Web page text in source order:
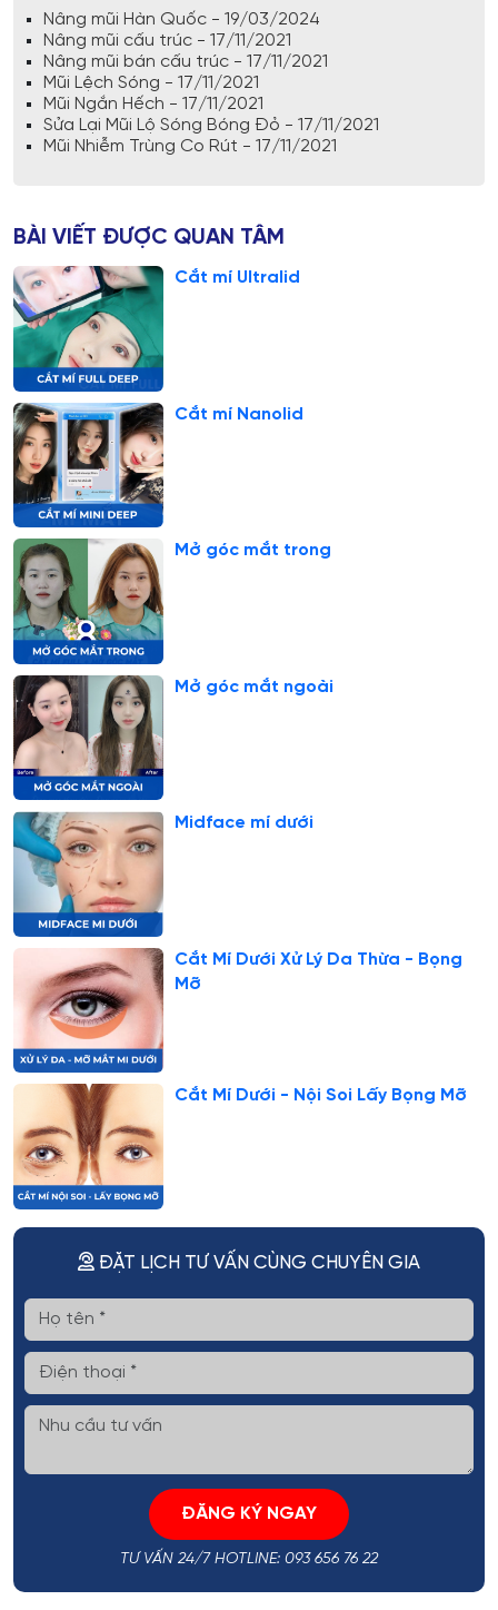
Nâng mũi Hàn Quốc - 19/03/2024
Nâng mũi cấu trúc - 17/11/2021
Nâng mũi bán cấu trúc - 17/11/2021
Mũi Lệch Sóng - 17/11/2021
Mũi Ngắn Hếch - 17/11/2021
Sửa Lại Mũi Lộ Sóng Bóng Đỏ - 17/11/2021
Mũi Nhiễm Trùng Co Rút - 17/11/2021
BÀI VIẾT ĐƯỢC QUAN TÂM
Cắt mí Ultralid
Cắt mí Nanolid
Mở góc mắt trong
Mở góc mắt ngoài
Midface mí dưới
Cắt Mí Dưới Xử Lý Da Thừa - Bọng
Mỡ
Cắt Mí Dưới - Nội Soi Lấy Bọng Mỡ
ĐẶT LỊCH TƯ VẤN CÙNG CHUYÊN GIA
ĐĂNG KÝ NGAY
TƯ VẤN 24/7 HOTLINE: 093 656 76 22